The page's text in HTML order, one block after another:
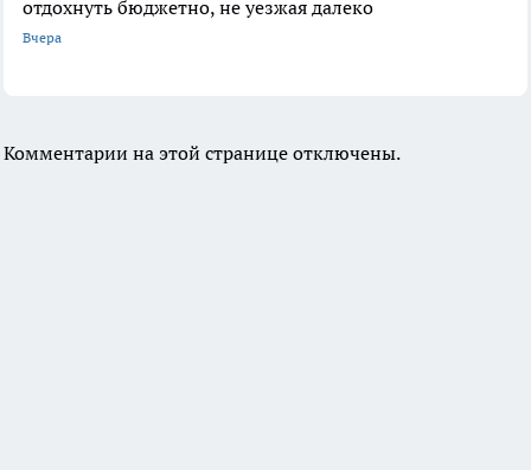
отдохнуть бюджетно, не уезжая далеко
Вчера
Комментарии на этой странице отключены.